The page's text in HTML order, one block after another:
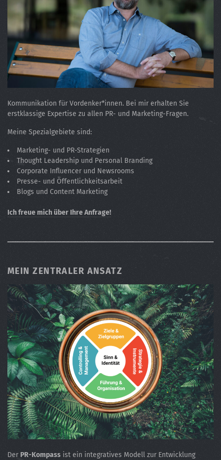
Kommunikation für Vordenker*innen. Bei mir erhalten Sie
erstklassige Expertise zu allen PR- und Marketing-Fragen.
Meine Spezialgebiete sind:
Marketing- und PR-Strategien
Thought Leadership und Personal Branding
Corporate Influencer und Newsrooms
Presse- und Öffentlichkeitsarbeit
Blogs und Content Marketing
Ich freue mich über Ihre Anfrage!
MEIN ZENTRALER ANSATZ
Der PR-Kompass ist ein integratives Modell zur Entwicklung